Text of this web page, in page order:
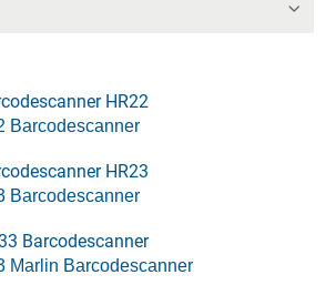
Barcodescanner
Barcodescanner
Marlin Barcodescanner